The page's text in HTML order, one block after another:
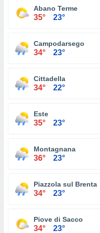
Abano Terme
35° 23°
Campodarsego
34° 23°
Cittadella
34° 22°
Este
35° 23°
Montagnana
36° 23°
Piazzola sul Brenta
34° 23°
Piove di Sacco
34° 23°